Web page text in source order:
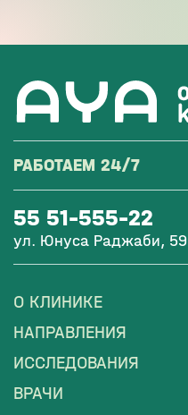
РАБОТАЕМ 24/7
55 51-555-22
ул. Юнуса Раджаби, 59
О КЛИНИКЕ
НАПРАВЛЕНИЯ
ИССЛЕДОВАНИЯ
ВРАЧИ